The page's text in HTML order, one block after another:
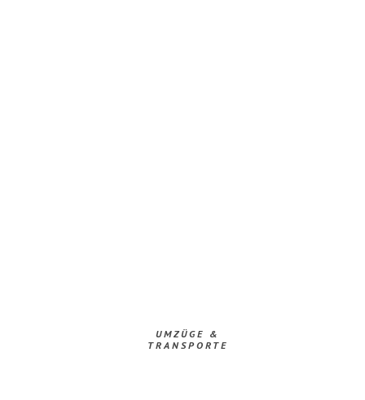
UMZÜGE &
TRANSPORTE